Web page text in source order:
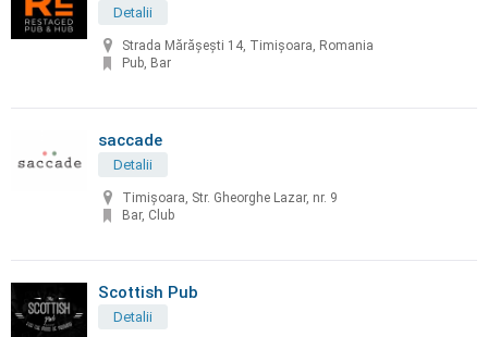
Detalii
Strada Mărășești 14, Timișoara, Romania
Pub, Bar
saccade
Detalii
Timișoara, Str. Gheorghe Lazar, nr. 9
Bar, Club
Scottish Pub
Detalii